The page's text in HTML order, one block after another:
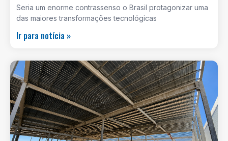
Seria um enorme contrassenso o Brasil protagonizar uma
das maiores transformações tecnológicas
Ir para notícia »